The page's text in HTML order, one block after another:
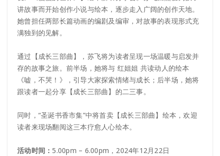
讲故事而开始创作小说与绘本，逐步走入广阔的创作天地。
她曾担任两部长篇动画的编剧及编审，对故事的表现形式充
满独到的见解。
通过【成长三部曲】，苏飞将为读者呈现一场温暖与启发并
存的故事之旅。前半场，她将与 红姐姐 共读动人的绘本
《嘘，不哭！》，引导大家探索情绪与成长；后半场，她将
跟读者一起分享【成长三部曲】的二三事。
同时，“圣诞书香市集”中将首卖【成长三部曲】绘本，欢迎
读者来现场翻阅这三本疗愈人心绘本。
活动时间：5.00pm – 6.00pm，2024年12月22日